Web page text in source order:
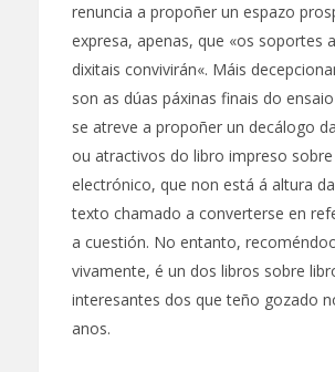
renuncia a propoñer un espazo
expresa, apenas, que «os soportes
dixitais convivirán«. Máis
son as dúas páxinas finais do
se atreve a propoñer un decálogo
ou atractivos do libro impreso
electrónico, que non está á altura
texto chamado a converterse en
a cuestión. No entanto,
vivamente, é un dos libros sobre
interesantes dos que teño gozado
anos.